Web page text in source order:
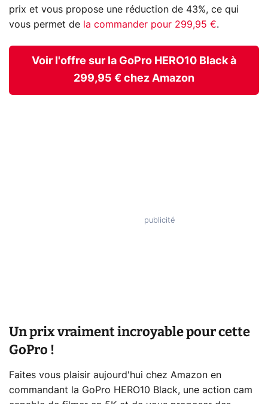
prix et vous propose une réduction de 43%, ce qui
vous permet de la commander pour 299,95 €.
Voir l'offre sur la GoPro HERO10 Black à
299,95 € chez Amazon
Un prix vraiment incroyable pour cette
GoPro !
Faites vous plaisir aujourd'hui chez Amazon en
commandant la GoPro HERO10 Black, une action cam